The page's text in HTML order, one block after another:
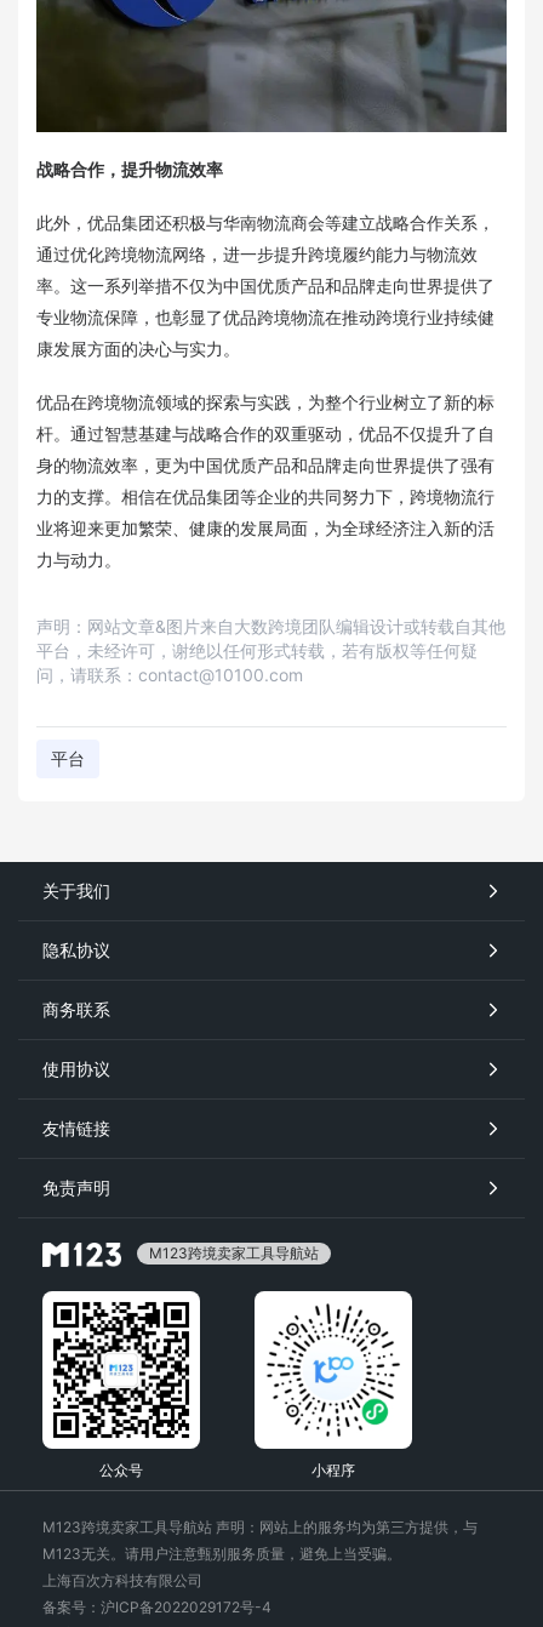
战略合作，提升物流效率
此外，优品集团还积极与华南物流商会等建立战略合作关系，
通过优化跨境物流网络，进一步提升跨境履约能力与物流效
率。这一系列举措不仅为中国优质产品和品牌走向世界提供了
专业物流保障，也彰显了优品跨境物流在推动跨境行业持续健
康发展方面的决心与实力。
优品在跨境物流领域的探索与实践，为整个行业树立了新的标
杆。通过智慧基建与战略合作的双重驱动，优品不仅提升了自
身的物流效率，更为中国优质产品和品牌走向世界提供了强有
力的支撑。相信在优品集团等企业的共同努力下，跨境物流行
业将迎来更加繁荣、健康的发展局面，为全球经济注入新的活
力与动力。
声明：网站文章&图片来自大数跨境团队编辑设计或转载自其他
平台，未经许可，谢绝以任何形式转载，若有版权等任何疑
问，请联系：contact@10100.com
平台
关于我们
隐私协议
商务联系
使用协议
友情链接
免责声明
M123跨境卖家工具导航站
公众号 小程序
M123跨境卖家工具导航站 声明：网站上的服务均为第三方提供，与
M123无关。请用户注意甄别服务质量，避免上当受骗。
上海百次方科技有限公司
备案号：沪ICP备2022029172号-4